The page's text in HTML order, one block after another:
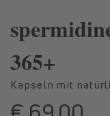
öffnen
365+
Kapseln mit
Normaler